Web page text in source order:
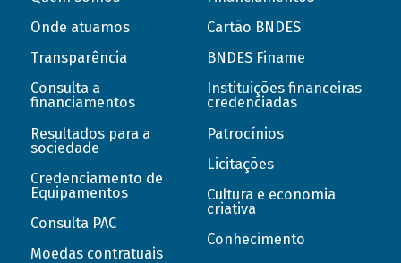
Onde atuamos
Transparência
Consulta a
financiamentos
Resultados para a
sociedade
Credenciamento de
Equipamentos
Consulta PAC
Moedas contratuais
Cartão BNDES
BNDES Finame
Instituições financeiras
credenciadas
Patrocínios
Licitações
Cultura e economia
criativa
Conhecimento